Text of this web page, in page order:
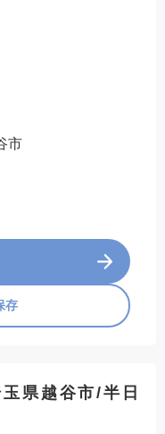
市
存
県越谷市/半日